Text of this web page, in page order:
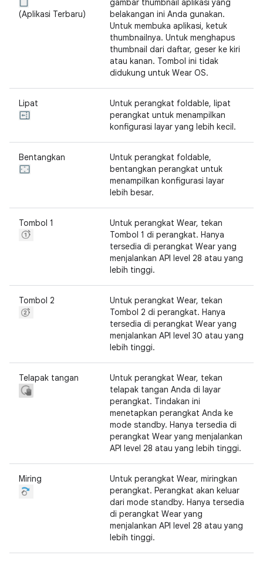
(Aplikasi Terbaru)
gambar thumbnail aplikasi yang
belakangan ini Anda gunakan.
Untuk membuka aplikasi, ketuk
thumbnailnya. Untuk menghapus
thumbnail dari daftar, geser ke kiri
atau kanan. Tombol ini tidak
didukung untuk Wear OS.
Lipat
Untuk perangkat foldable, lipat
perangkat untuk menampilkan
konfigurasi layar yang lebih kecil.
Bentangkan
Untuk perangkat foldable,
bentangkan perangkat untuk
menampilkan konfigurasi layar
lebih besar.
Tombol 1
Untuk perangkat Wear, tekan
Tombol 1 di perangkat. Hanya
tersedia di perangkat Wear yang
menjalankan API level 28 atau yang
lebih tinggi.
Tombol 2
Untuk perangkat Wear, tekan
Tombol 2 di perangkat. Hanya
tersedia di perangkat Wear yang
menjalankan API level 30 atau yang
lebih tinggi.
Telapak tangan
Untuk perangkat Wear, tekan
telapak tangan Anda di layar
perangkat. Tindakan ini
menetapkan perangkat Anda ke
mode standby. Hanya tersedia di
perangkat Wear yang menjalankan
API level 28 atau yang lebih tinggi.
Miring
Untuk perangkat Wear, miringkan
perangkat. Perangkat akan keluar
dari mode standby. Hanya tersedia
di perangkat Wear yang
menjalankan API level 28 atau yang
lebih tinggi.